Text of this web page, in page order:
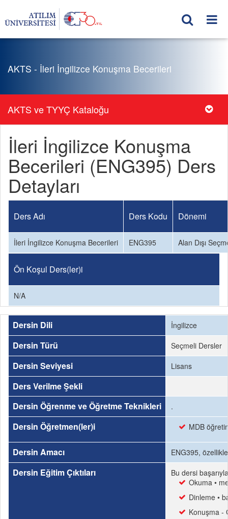
AKTS - İleri İngilizce Konuşma Becerileri
AKTS ve TYYÇ Kataloğu
İleri İngilizce Konuşma
Becerileri (ENG395) Ders
Detayları
Ders Adı Ders Kodu Dönemi
İleri İngilizce Konuşma Becerileri ENG395 Alan Dışı
Ön Koşul Ders(ler)i
N/A
Dersin Dili İngilizce
Dersin Türü Seçmeli Dersler
Dersin Seviyesi Lisans
Ders Verilme Şekli
Dersin Öğrenme ve Öğretme Teknikleri
.
Dersin Öğretmen(ler)i MDB
Dersin Amacı ENG395,
Dersin Eğitim Çıktıları
Bu dersi
Okuma •
Dinleme •
Konuşma -